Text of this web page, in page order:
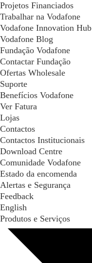
Projetos Financiados
Trabalhar na Vodafone
Vodafone Innovation Hub
Vodafone Blog
Fundação Vodafone
Contactar Fundação
Ofertas Wholesale
Suporte
Benefícios Vodafone
Ver Fatura
Lojas
Contactos
Contactos Institucionais
Download Centre
Comunidade Vodafone
Estado da encomenda
Alertas e Segurança
Feedback
English
Produtos e Serviços